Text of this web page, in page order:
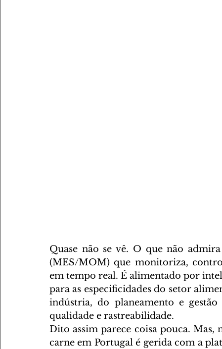
Quase não se vê. O que não
(MES/MOM) que monitoriza,
em tempo real. É alimentado por
para as especificidades do setor
indústria, do planeamento e
qualidade e rastreabilidade.
Dito assim parece coisa pouca. Mas,
carne em Portugal é gerida com a